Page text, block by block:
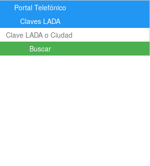
Portal Telefónico
Claves LADA
Buscar